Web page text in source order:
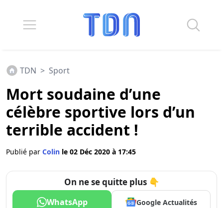
TDN > Sport
Mort soudaine d’une
célèbre sportive lors d’un
terrible accident !
Publié par Colin le 02 Déc 2020 à 17:45
On ne se quitte plus 👇
WhatsApp Google Actualités